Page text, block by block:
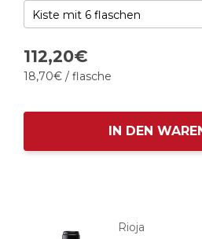
112,20€
18,70€ / flasche
IN DEN
Rioja